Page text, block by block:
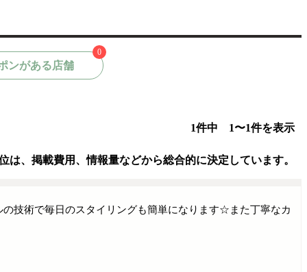
ンがある店舗
0
1件中 1〜1件を表示
は、掲載費用、情報量などから総合的に決定しています。
技術で毎日のスタイリングも簡単になります☆また丁寧なカ